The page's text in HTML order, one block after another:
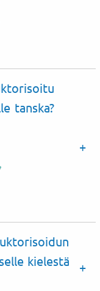
tanska?
kielestä